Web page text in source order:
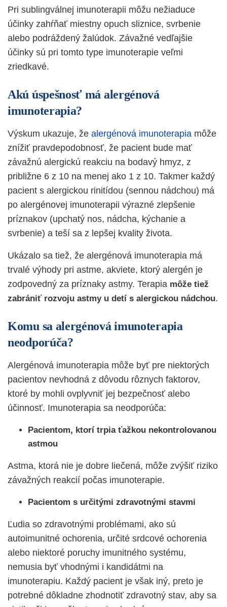
Pri sublingválnej imunoterapii môžu nežiaduce
účinky zahŕňať miestny opuch sliznice, svrbenie
alebo podráždený žalúdok. Závažné vedľajšie
účinky sú pri tomto type imunoterapie veľmi
zriedkavé.
Akú úspešnosť má alergénová
imunoterapia?
Výskum ukazuje, že alergénová imunoterapia môže
znížiť pravdepodobnosť, že pacient bude mať
závažnú alergickú reakciu na bodavý hmyz, z
približne 6 z 10 na menej ako 1 z 10. Takmer každý
pacient s alergickou rinitídou (sennou nádchou) má
po alergénovej imunoterapii výrazné zlepšenie
príznakov (upchatý nos, nádcha, kýchanie a
svrbenie) a teší sa z lepšej kvality života.
Ukázalo sa tiež, že alergénová imunoterapia má
trvalé výhody pri astme, akviete, ktorý alergén je
zodpovedný za príznaky astmy. Terapia môže tiež
zabrániť rozvoju astmy u detí s alergickou nádchou.
Komu sa alergénová imunoterapia
neodporúča?
Alergénová imunoterapia môže byť pre niektorých
pacientov nevhodná z dôvodu rôznych faktorov,
ktoré by mohli ovplyvniť jej bezpečnosť alebo
účinnosť. Imunoterapia sa neodporúča:
Pacientom, ktorí trpia ťažkou nekontrolovanou
astmou
Astma, ktorá nie je dobre liečená, môže zvýšiť riziko
závažných reakcií počas imunoterapie.
Pacientom s určitými zdravotnými stavmi
Ľudia so zdravotnými problémami, ako sú
autoimunitné ochorenia, určité srdcové ochorenia
alebo niektoré poruchy imunitného systému,
nemusia byť vhodnými i kandidátmi na
imunoterapiu. Každý pacient je však iný, preto je
potrebné dôkladne zhodnotiť zdravotný stav, aby sa